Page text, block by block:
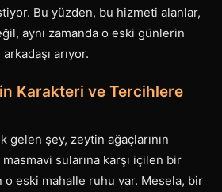
Bu yüzden, bu hizmeti alanlar,
aynı zamanda o eski günlerin
arıyor.
Karakteri ve Tercihlere
gelen şey, zeytin ağaçlarının
sularına karşı içilen bir
o eski mahalle ruhu var. Mesela, bir